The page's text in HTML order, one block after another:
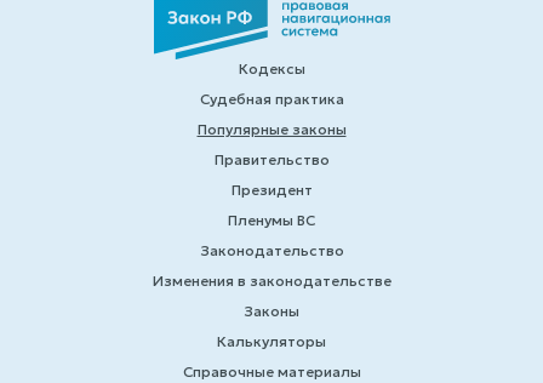
Кодексы
Судебная практика
Популярные законы
Правительство
Президент
Пленумы ВС
Законодательство
Изменения в законодательстве
Законы
Калькуляторы
Справочные материалы